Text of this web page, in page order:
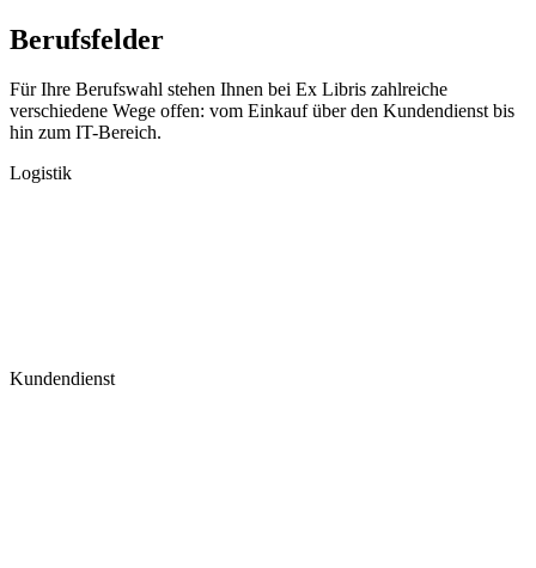
Berufsfelder
Für Ihre Berufswahl stehen Ihnen bei Ex Libris zahlreiche
verschiedene Wege offen: vom Einkauf über den Kundendienst bis
hin zum IT-Bereich.
Logistik
Kundendienst